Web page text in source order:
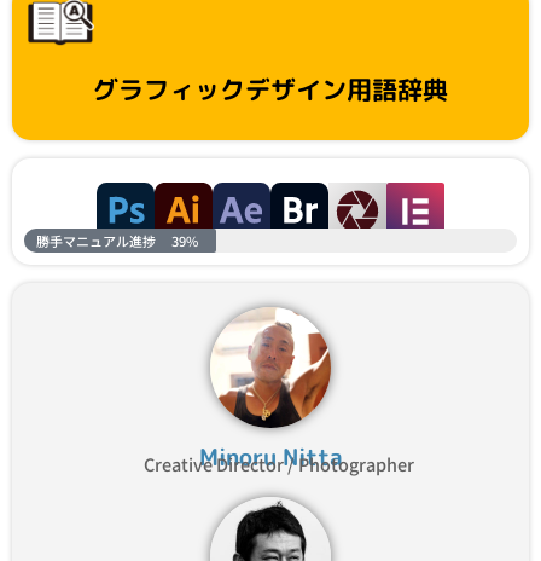
グラフィックデザイン用語辞典
勝手マニュアル進捗 39%
Minoru Nitta
Creative Director / Photographer